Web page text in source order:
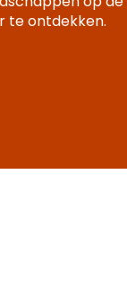
te ontdekken.